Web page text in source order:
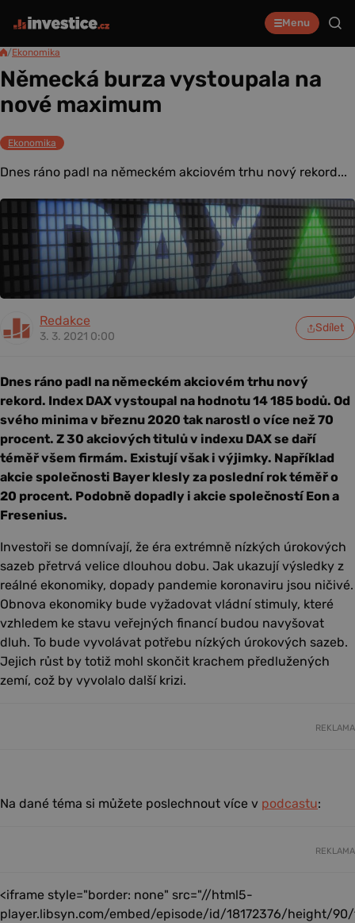
Menu
/Ekonomika
Německá burza vystoupala na
nové maximum
Ekonomika
Dnes ráno padl na německém akciovém trhu nový rekord...
Redakce
3. 3. 2021 0:00
Sdílet
Dnes ráno padl na německém akciovém trhu nový
rekord. Index DAX vystoupal na hodnotu 14 185 bodů. Od
svého minima v březnu 2020 tak narostl o více než 70
procent. Z 30 akciových titulů v indexu DAX se daří
téměř všem firmám. Existují však i výjimky. Například
akcie společnosti Bayer klesly za poslední rok téměř o
20 procent. Podobně dopadly i akcie společností Eon a
Fresenius.
Investoři se domnívají, že éra extrémně nízkých úrokových
sazeb přetrvá velice dlouhou dobu. Jak ukazují výsledky z
reálné ekonomiky, dopady pandemie koronaviru jsou ničivé.
Obnova ekonomiky bude vyžadovat vládní stimuly, které
vzhledem ke stavu veřejných financí budou navyšovat
dluh. To bude vyvolávat potřebu nízkých úrokových sazeb.
Jejich růst by totiž mohl skončit krachem předlužených
zemí, což by vyvolalo další krizi.
REKLAMA
Na dané téma si můžete poslechnout více v podcastu:
REKLAMA
<iframe style="border: none" src="//html5-
player.libsyn.com/embed/episode/id/18172376/height/